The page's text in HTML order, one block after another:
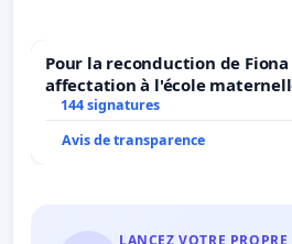
Pour la reconduction de Fiona
affectation à l'école
LAMARTINE auprès de Léo N. en
2026/2027
144 signatures
Avis de transparence